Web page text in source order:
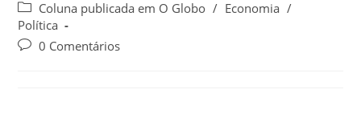
Coluna publicada em O Globo / Economia /
Política
0 Comentários